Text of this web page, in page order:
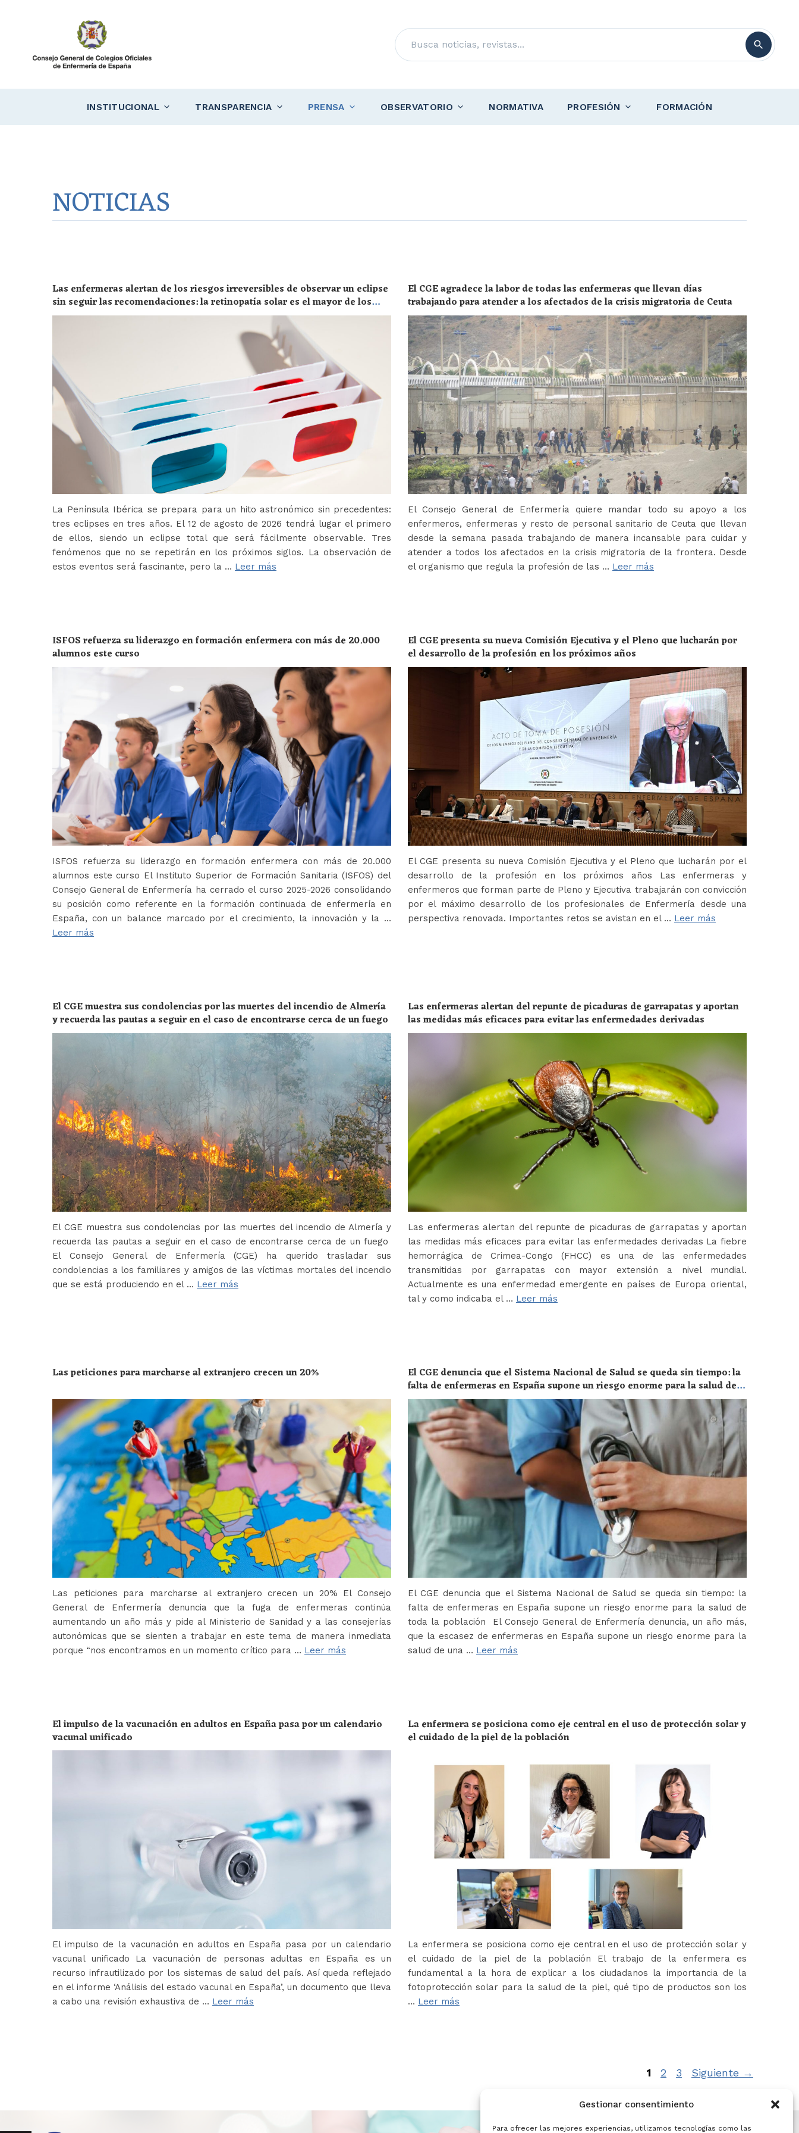
Gestionar consentimiento
Para ofrecer las mejores experiencias, utilizamos tecnologías como las
Buscar
INSTITUCIONAL TRANSPARENCIA PRENSA OBSERVATORIO NORMATIVA PROFESIÓN FORMACIÓN
NOTICIAS
Las enfermeras alertan de los riesgos irreversibles de observar un eclipse
sin seguir las recomendaciones: la retinopatía solar es el mayor de los
peligros
La Península Ibérica se prepara para un hito astronómico sin precedentes:
tres eclipses en tres años. El 12 de agosto de 2026 tendrá lugar el primero
de ellos, siendo un eclipse total que será fácilmente observable. Tres
fenómenos que no se repetirán en los próximos siglos. La observación de
estos eventos será fascinante, pero la … Leer más
El CGE agradece la labor de todas las enfermeras que llevan días
trabajando para atender a los afectados de la crisis migratoria de Ceuta
El Consejo General de Enfermería quiere mandar todo su apoyo a los
enfermeros, enfermeras y resto de personal sanitario de Ceuta que llevan
desde la semana pasada trabajando de manera incansable para cuidar y
atender a todos los afectados en la crisis migratoria de la frontera. Desde
el organismo que regula la profesión de las … Leer más
ISFOS refuerza su liderazgo en formación enfermera con más de 20.000
alumnos este curso
ISFOS refuerza su liderazgo en formación enfermera con más de 20.000
alumnos este curso El Instituto Superior de Formación Sanitaria (ISFOS) del
Consejo General de Enfermería ha cerrado el curso 2025-2026 consolidando
su posición como referente en la formación continuada de enfermería en
España, con un balance marcado por el crecimiento, la innovación y la …
Leer más
El CGE presenta su nueva Comisión Ejecutiva y el Pleno que lucharán por
el desarrollo de la profesión en los próximos años
El CGE presenta su nueva Comisión Ejecutiva y el Pleno que lucharán por el
desarrollo de la profesión en los próximos años Las enfermeras y
enfermeros que forman parte de Pleno y Ejecutiva trabajarán con convicción
por el máximo desarrollo de los profesionales de Enfermería desde una
perspectiva renovada. Importantes retos se avistan en el … Leer más
El CGE muestra sus condolencias por las muertes del incendio de Almería
y recuerda las pautas a seguir en el caso de encontrarse cerca de un fuego
El CGE muestra sus condolencias por las muertes del incendio de Almería y
recuerda las pautas a seguir en el caso de encontrarse cerca de un fuego
El Consejo General de Enfermería (CGE) ha querido trasladar sus
condolencias a los familiares y amigos de las víctimas mortales del incendio
que se está produciendo en el … Leer más
Las enfermeras alertan del repunte de picaduras de garrapatas y aportan
las medidas más eficaces para evitar las enfermedades derivadas
Las enfermeras alertan del repunte de picaduras de garrapatas y aportan
las medidas más eficaces para evitar las enfermedades derivadas La fiebre
hemorrágica de Crimea-Congo (FHCC) es una de las enfermedades
transmitidas por garrapatas con mayor extensión a nivel mundial.
Actualmente es una enfermedad emergente en países de Europa oriental,
tal y como indicaba el … Leer más
Las peticiones para marcharse al extranjero crecen un 20%
Las peticiones para marcharse al extranjero crecen un 20% El Consejo
General de Enfermería denuncia que la fuga de enfermeras continúa
aumentando un año más y pide al Ministerio de Sanidad y a las consejerías
autonómicas que se sienten a trabajar en este tema de manera inmediata
porque “nos encontramos en un momento crítico para … Leer más
El CGE denuncia que el Sistema Nacional de Salud se queda sin tiempo: la
falta de enfermeras en España supone un riesgo enorme para la salud de
toda la población
El CGE denuncia que el Sistema Nacional de Salud se queda sin tiempo: la
falta de enfermeras en España supone un riesgo enorme para la salud de
toda la población El Consejo General de Enfermería denuncia, un año más,
que la escasez de enfermeras en España supone un riesgo enorme para la
salud de una … Leer más
El impulso de la vacunación en adultos en España pasa por un calendario
vacunal unificado
El impulso de la vacunación en adultos en España pasa por un calendario
vacunal unificado La vacunación de personas adultas en España es un
recurso infrautilizado por los sistemas de salud del país. Así queda reflejado
en el informe ‘Análisis del estado vacunal en España’, un documento que lleva
a cabo una revisión exhaustiva de … Leer más
La enfermera se posiciona como eje central en el uso de protección solar y
el cuidado de la piel de la población
La enfermera se posiciona como eje central en el uso de protección solar y
el cuidado de la piel de la población El trabajo de la enfermera es
fundamental a la hora de explicar a los ciudadanos la importancia de la
fotoprotección solar para la salud de la piel, qué tipo de productos son los
… Leer más
Página
1 Página
2 Página
3 Siguiente →